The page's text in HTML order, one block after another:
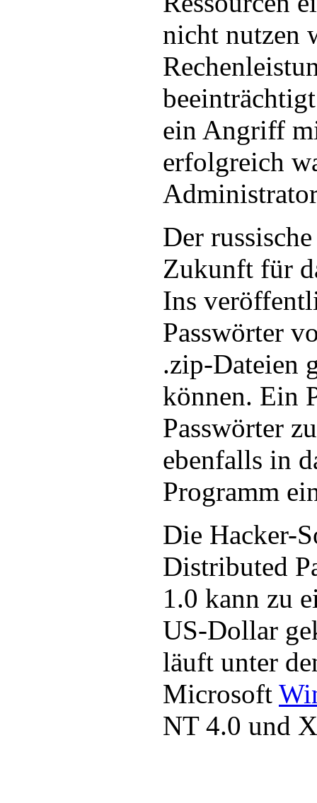
nicht nutzen
ein Angriff
erfolgreich
Der
Zukunft für
Ins
Passwörter
.zip-Dateien
können. Ein
Passwörter
ebenfalls in
Programm
Die Hacker-
Distributed
1.0 kann zu
US-Dollar
läuft unter
Microsoft
NT 4.0 und